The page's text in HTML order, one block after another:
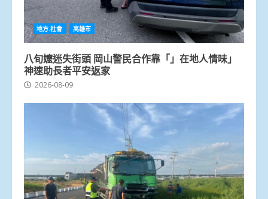
地方.社會 高雄市
八旬嬤迷失街頭 岡山警民合作靠「」在地人情味」
神速助長者平安返家
2026-08-09